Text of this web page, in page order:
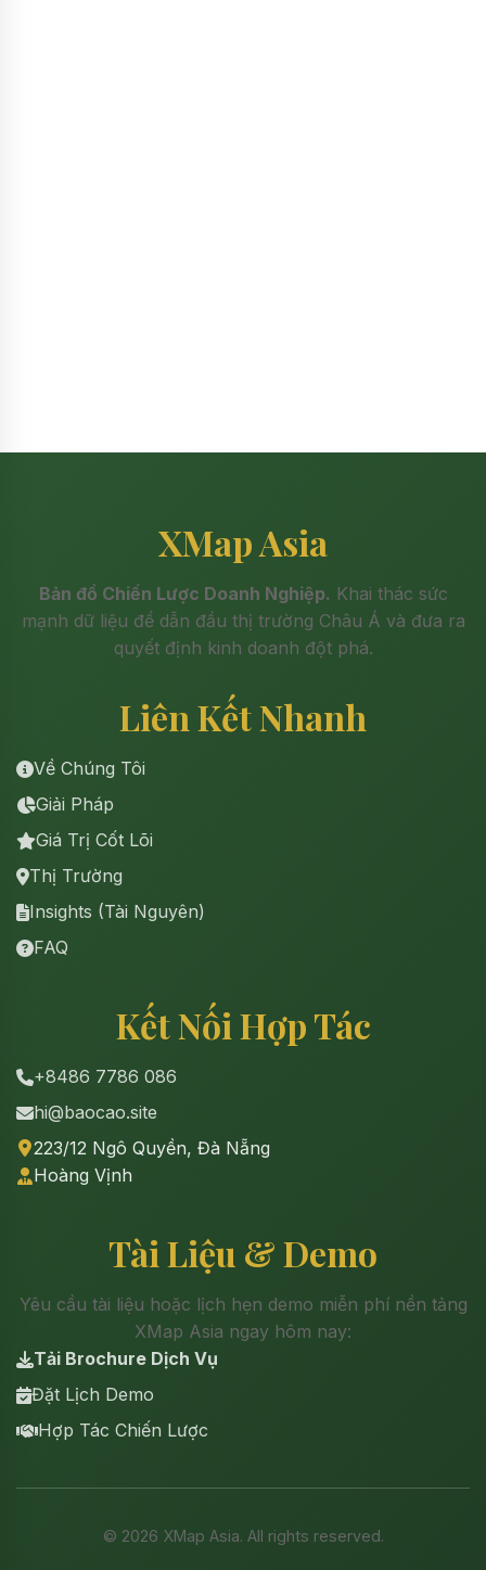
XMap Asia
Bản đồ Chiến Lược Doanh Nghiệp. Khai thác sức
mạnh dữ liệu để dẫn đầu thị trường Châu Á và đưa ra
quyết định kinh doanh đột phá.
Liên Kết Nhanh
Về Chúng Tôi
Giải Pháp
Giá Trị Cốt Lõi
Thị Trường
Insights (Tài Nguyên)
FAQ
Kết Nối Hợp Tác
+8486 7786 086
hi@baocao.site
223/12 Ngô Quyền, Đà Nẵng
Hoàng Vịnh
Tài Liệu & Demo
Yêu cầu tài liệu hoặc lịch hẹn demo miễn phí nền tảng
XMap Asia ngay hôm nay:
Tải Brochure Dịch Vụ
Đặt Lịch Demo
Hợp Tác Chiến Lược
© 2026 XMap Asia. All rights reserved.